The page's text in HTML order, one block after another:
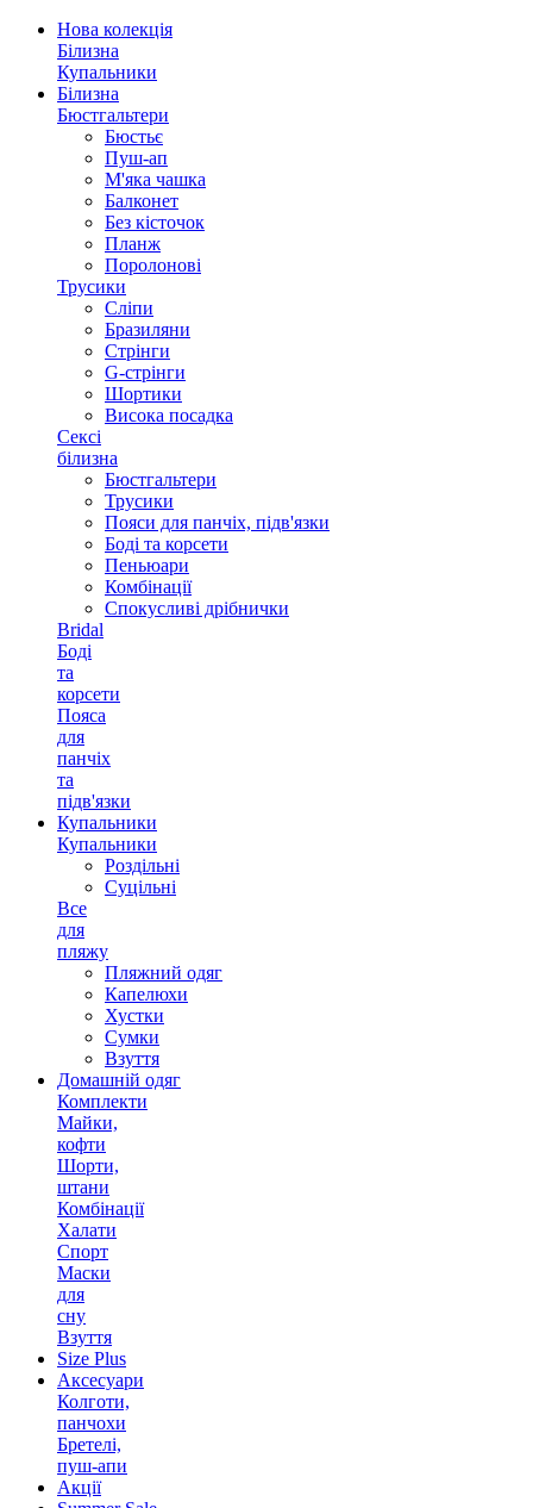
Нова колекція
Білизна
Купальники
Білизна
Бюстгальтери
Бюстьє
Пуш-ап
М'яка чашка
Балконет
Без кісточок
Планж
Поролонові
Трусики
Сліпи
Бразиляни
Стрінги
G-стрінги
Шортики
Висока посадка
Сексі
білизна
Бюстгальтери
Трусики
Пояси для панчіх, підв'язки
Боді та корсети
Пеньюари
Комбінації
Спокусливі дрібнички
Bridal
Боді
та
корсети
Пояса
для
панчіх
та
підв'язки
Купальники
Купальники
Роздільні
Суцільні
Все
для
пляжу
Пляжний одяг
Капелюхи
Хустки
Сумки
Взуття
Домашній одяг
Комплекти
Майки,
кофти
Шорти,
штани
Комбінації
Халати
Спорт
Маски
для
сну
Взуття
Size Plus
Аксесуари
Колготи,
панчохи
Бретелі,
пуш-апи
Акції